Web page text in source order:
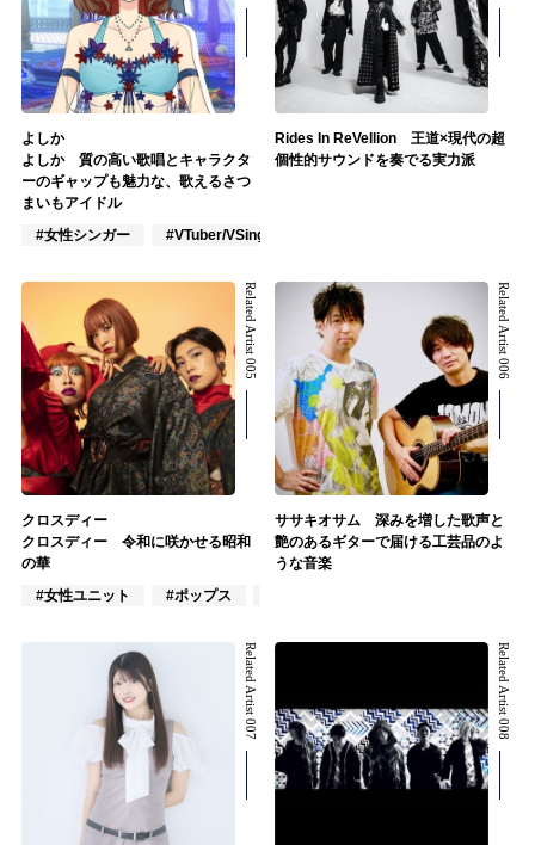
よしか
よしか 質の高い歌唱とキャラクタ
ーのギャップも魅力な、歌えるさつ
まいもアイドル
#女性シンガー
#VTuber/VSinger
Rides In ReVellion 王道×現代の超
個性的サウンドを奏でる実力派
Related Artist 005
クロスディー
クロスディー 令和に咲かせる昭和
の華
#女性ユニット
#ポップス
Related Artist 006
ササキオサム 深みを増した歌声と
艶のあるギターで届ける工芸品のよ
うな音楽
Related Artist 007 Related Artist 008